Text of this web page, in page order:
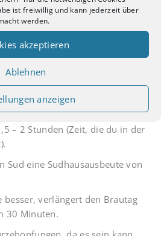
ist freiwillig und kann jederzeit über
werden.
akzeptieren
Ablehnen
anzeigen
natürlich erst beendet werden,
ist.
sind 60min aber
– 2 Stunden (Zeit, die du in der
Sud eine Sudhausausbeute von
besser, verlängert den Brautag
30 Minuten.